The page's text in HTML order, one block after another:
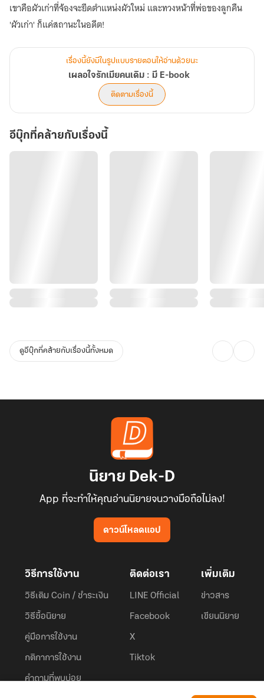
เดิม
E-
book
เขาคือผัวเก่าที่จ้องจะยึดตำแหน่งผัวใหม่ และทวงหน้าที่พ่อของลูกคืน
'ผัวเก่า' ก็แค่สถานะในอดีต!
เรื่องนี้ยังมีในรูปแบบรายตอนให้อ่านด้วยนะ
เผลอใจรักเมียคนเดิม : มี E-book
ติดตามเรื่องนี้
อีบุ๊กที่คล้ายกับเรื่องนี้
ดูอีบุ๊กที่คล้ายกับเรื่องนี้ทั้งหมด
นิยาย Dek-D
App ที่จะทำให้คุณอ่านนิยายจนวางมือถือไม่ลง!
ดาวน์โหลดแอป
วิธีการใช้งาน
วิธีเติม Coin / ชำระเงิน
วิธีซื้อนิยาย
คู่มือการใช้งาน
กติกาการใช้งาน
คำถามที่พบบ่อย
ติดต่อเรา
LINE Official
Facebook
X
Tiktok
เพิ่มเติม
ข่าวสาร
เขียนนิยาย